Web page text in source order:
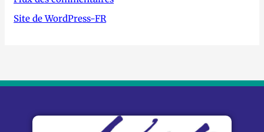
Site de WordPress-FR